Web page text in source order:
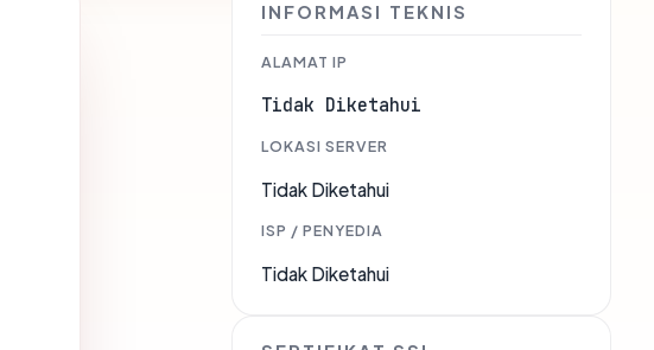
INFORMASI TEKNIS
ALAMAT IP
Tidak Diketahui
LOKASI SERVER
Tidak Diketahui
ISP / PENYEDIA
Tidak Diketahui